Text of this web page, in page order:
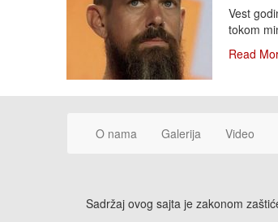
Vest
tokom
Read
O nama Galerija Video
Sadržaj ovog sajta je zakonom